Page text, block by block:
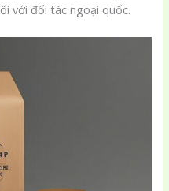
với đối tác ngoại quốc.